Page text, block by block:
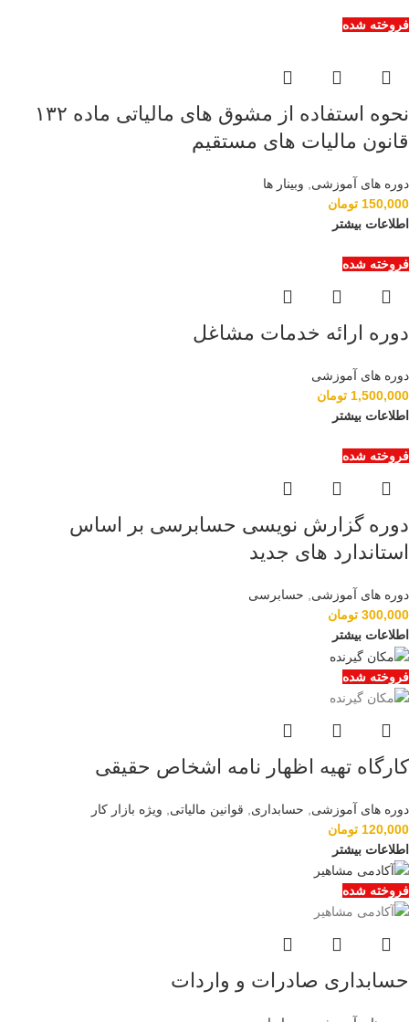
فروخته شده
نحوه استفاده از مشوق های مالیاتی ماده ۱۳۲
قانون مالیات های مستقیم
دوره های آموزشی, وبینار ها
150,000 تومان
اطلاعات بیشتر
فروخته شده
دوره ارائه خدمات مشاغل
دوره های آموزشی
1,500,000 تومان
اطلاعات بیشتر
فروخته شده
دوره گزارش نویسی حسابرسی بر اساس
استاندارد های جدید
دوره های آموزشی, حسابرسی
300,000 تومان
اطلاعات بیشتر
فروخته شده
کارگاه تهیه اظهار نامه اشخاص حقیقی
دوره های آموزشی حسابداری قوانین مالیاتی
ویژه بازار کار
120,000 تومان
اطلاعات بیشتر
فروخته شده
حسابداری صادرات و واردات